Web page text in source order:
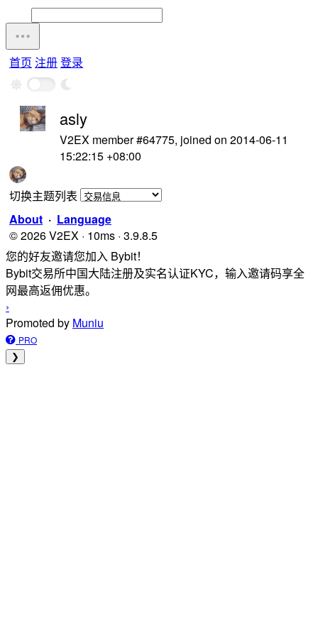
首页 注册登录
asly
V2EX member #64775, joined on 2014-06-11
15:22:15 +08:00
切换主题列表
About · Language
© 2026 V2EX · 10ms · 3.9.8.5
您的好友邀请您加入 Bybit！
Bybit交易所中国大陆注册及实名认证KYC，输入邀请码享全
网最高返佣优惠。
›
Promoted by Muniu
PRO
❯